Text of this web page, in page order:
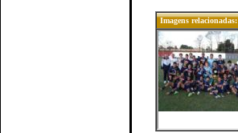
Imagens relacionadas: